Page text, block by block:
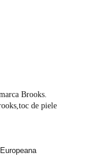
Brooks.
de piele